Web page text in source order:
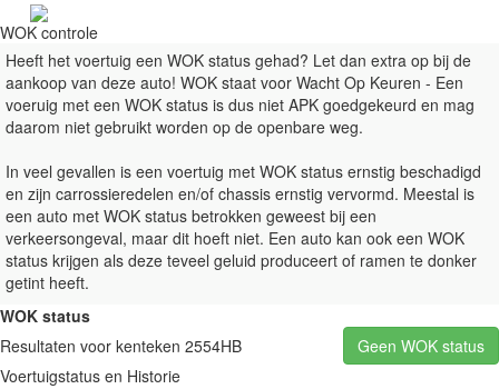
WOK controle
Heeft het voertuig een WOK status gehad? Let dan extra op bij de
aankoop van deze auto! WOK staat voor Wacht Op Keuren - Een
voeruig met een WOK status is dus niet APK goedgekeurd en mag
daarom niet gebruikt worden op de openbare weg.
In veel gevallen is een voertuig met WOK status ernstig beschadigd
en zijn carrossieredelen en/of chassis ernstig vervormd. Meestal is
een auto met WOK status betrokken geweest bij een
verkeersongeval, maar dit hoeft niet. Een auto kan ook een WOK
status krijgen als deze teveel geluid produceert of ramen te donker
getint heeft.
WOK status
Resultaten voor kenteken 2554HB
Geen WOK status
Voertuigstatus en Historie